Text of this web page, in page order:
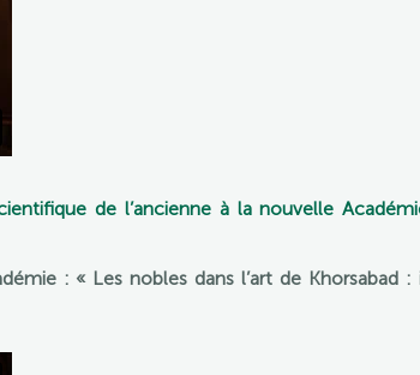
de l’ancienne à la nouvelle
: « Les nobles dans l’art de Khorsabad